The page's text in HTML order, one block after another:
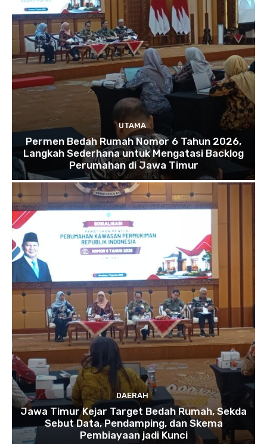
UTAMA
Permen Bedah Rumah Nomor 6 Tahun 2026,
Langkah Sederhana untuk Mengatasi Backlog
Perumahan di Jawa Timur
DAERAH
Jawa Timur Kejar Target Bedah Rumah, Sekda
Sebut Data, Pendamping, dan Skema
Pembiayaan jadi Kunci